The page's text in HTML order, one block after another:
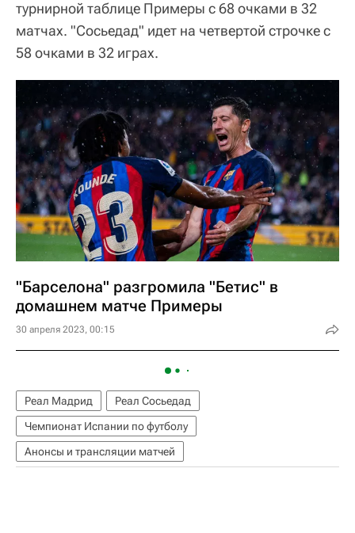
турнирной таблице Примеры с 68 очками в 32
матчах. "Сосьедад" идет на четвертой строчке с
58 очками в 32 играх.
"Барселона" разгромила "Бетис" в
домашнем матче Примеры
30 апреля 2023, 00:15
Реал Мадрид
Реал Сосьедад
Чемпионат Испании по футболу
Анонсы и трансляции матчей